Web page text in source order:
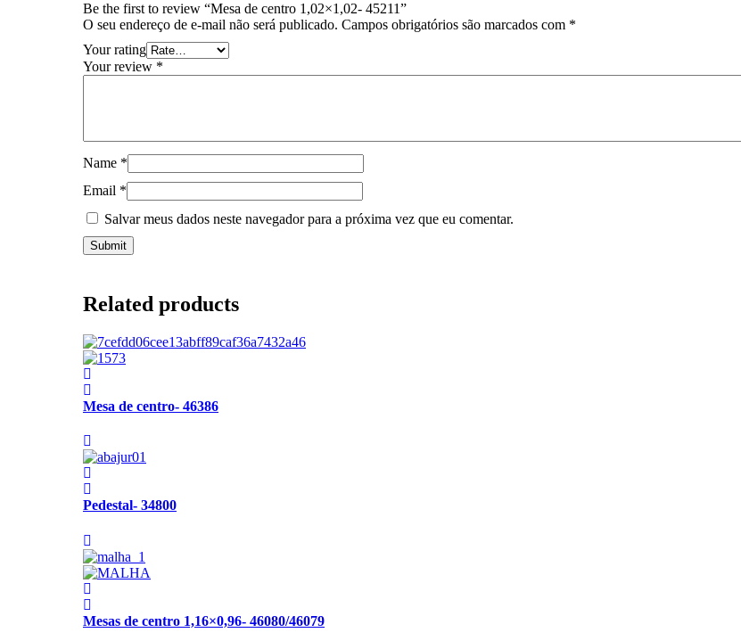
Be the first to review “Mesa de centro 1,02×1,02- 45211”
O seu endereço de e-mail não será publicado. Campos obrigatórios são marcados com *
Your rating
Your review *
Name *
Email *
Salvar meus dados neste navegador para a próxima vez que eu comentar.
Related products
Mesa de centro- 46386
Pedestal- 34800
Mesas de centro 1,16×0,96- 46080/46079